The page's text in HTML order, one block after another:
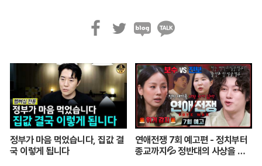
스
북
터
그
오
톡
정부가 마음 먹었습니다, 집값 결
국 이렇게 됩니다
연애전쟁 7회 예고편 - 정치부터
종교까지💦 정반대의 사상을 가